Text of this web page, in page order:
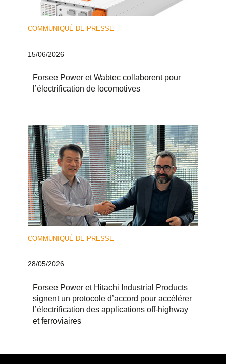
COMMUNIQUÉ DE PRESSE
15/06/2026
Forsee Power et Wabtec collaborent pour
l’électrification de locomotives
COMMUNIQUÉ DE PRESSE
28/05/2026
Forsee Power et Hitachi Industrial Products
signent un protocole d’accord pour accélérer
l’électrification des applications off-highway
et ferroviaires